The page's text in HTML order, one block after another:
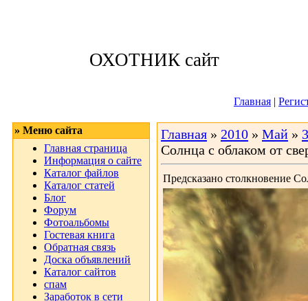
ОХОТНИК сайт
Главная |
» Меню сайта
Главная страница
Информация о сайте
Каталог файлов
Каталог статей
Блог
Форум
Фотоальбомы
Гостевая книга
Обратная связь
Доска объявлений
Каталог сайтов
спам
Заработок в сети
Главная » 2010 » Май »
Солнца с облаком от
Предсказано столкновение